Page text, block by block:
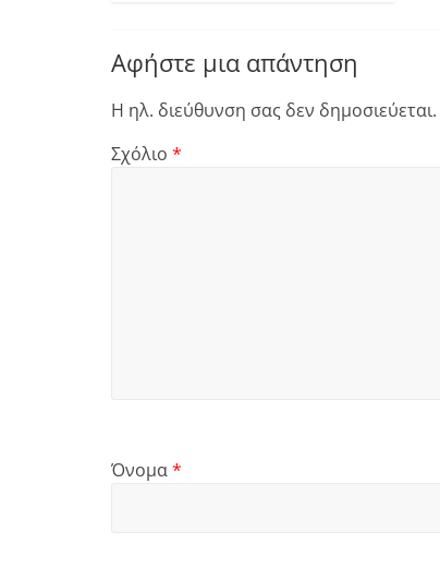
Αφήστε μια απάντηση
Η ηλ. διεύθυνση σας δεν δημοσιεύεται.
Σχόλιο *
Όνομα*